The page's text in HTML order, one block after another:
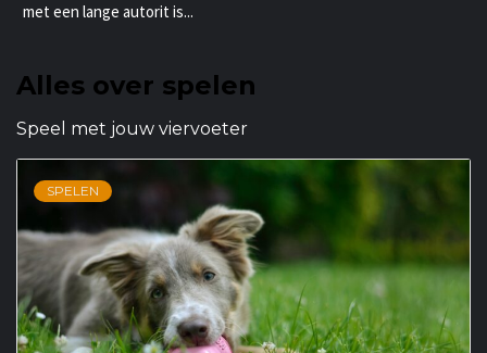
met een lange autorit is...
Alles over spelen
Speel met jouw viervoeter
SPELEN